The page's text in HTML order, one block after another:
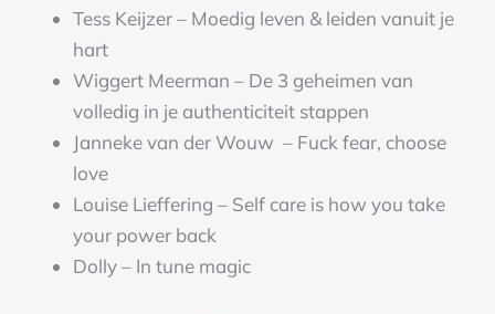
Tess Keijzer – Moedig leven & leiden vanuit je
hart
Wiggert Meerman – De 3 geheimen van
volledig in je authenticiteit stappen
Janneke van der Wouw – Fuck fear, choose
love
Louise Lieffering – Self care is how you take
your power back
Dolly – In tune magic